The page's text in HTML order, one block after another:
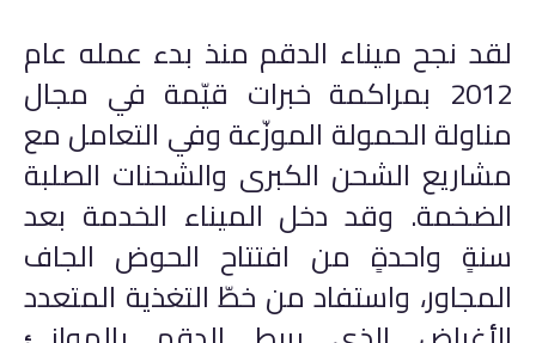
لقد نجح ميناء الدقم منذ بدء عمله عام
2012 بمراكمة خبرات قيّمة في مجال
مناولة الحمولة الموزّعة وفي التعامل مع
مشاريع الشحن الكبرى والشحنات الصلبة
الضخمة. وقد دخل الميناء الخدمة بعد
سنةٍ واحدةٍ من افتتاح الحوض الجاف
المجاور، واستفاد من خطّ التغذية المتعدد